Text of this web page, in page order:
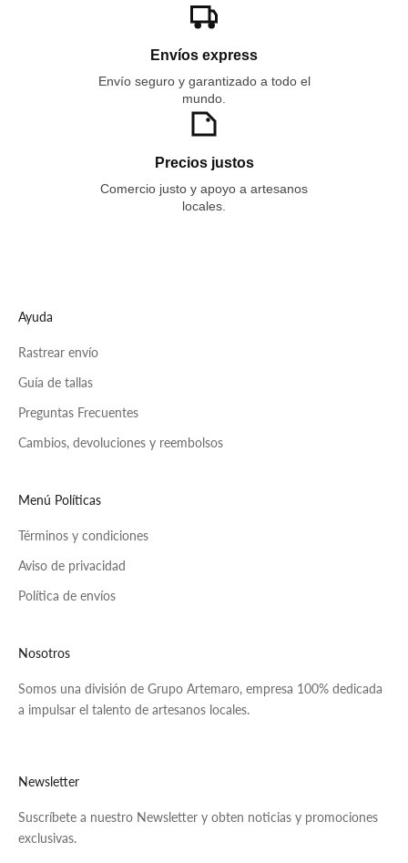
Envíos express
Envío seguro y garantizado a todo el
mundo.
Precios justos
Comercio justo y apoyo a artesanos
locales.
Ayuda
Rastrear envío
Guía de tallas
Preguntas Frecuentes
Cambios, devoluciones y reembolsos
Menú Políticas
Términos y condiciones
Aviso de privacidad
Política de envíos
Nosotros
Somos una división de Grupo Artemaro, empresa 100% dedicada
a impulsar el talento de artesanos locales.
Newsletter
Suscríbete a nuestro Newsletter y obten noticias y promociones
exclusivas.